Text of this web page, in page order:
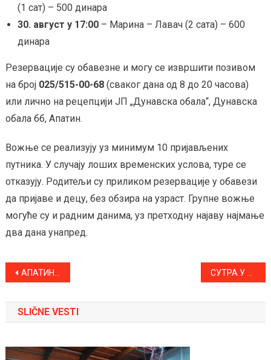
(1 сат) – 500 динара
30. август у 17:00– Марина – Лавач (2 сата) – 600
динара
Резервације су обавезне и могу се извршити позивом
на број 025/515-00-68(сваког дана од 8 до 20 часова)
или лично на рецепцији ЈП „Дунавска обала“, Дунавска
обала бб, Апатин.
Вожње се реализују уз минимум 10 пријављених
путника. У случају лоших временских услова, туре се
отказују. Родитељи су приликом резервације у обавези
да пријаве и децу, без обзира на узраст. Групне вожње
могуће су и радним данима, уз претходну најаву најмање
два дана унапред.
Kretanje
članka
АПАТИНЦИ НАЈАВЉУЈУ БОРБУ ЗА ВРХ ТАБЕЛЕ СУТРА У АПАТИНУ ОСМИ “Deer & Beer Fest”
SLIČNE VESTI